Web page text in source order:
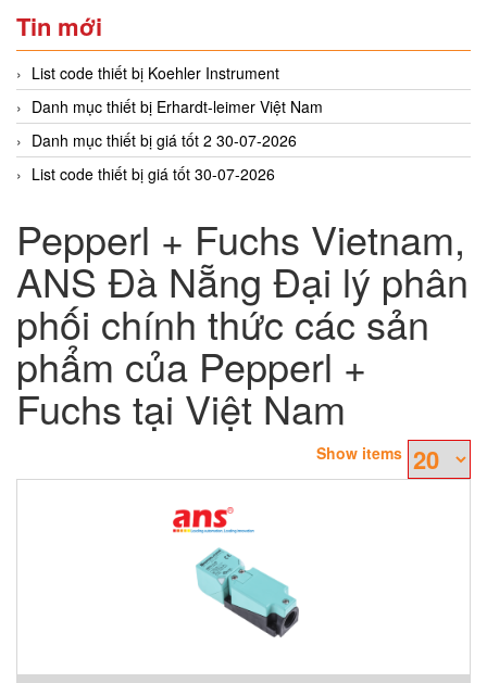
Tin mới
List code thiết bị Koehler Instrument
Danh mục thiết bị Erhardt-leimer Việt Nam
Danh mục thiết bị giá tốt 2 30-07-2026
List code thiết bị giá tốt 30-07-2026
Pepperl + Fuchs Vietnam,
ANS Đà Nẵng Đại lý phân
phối chính thức các sản
phẩm của Pepperl +
Fuchs tại Việt Nam
Show items